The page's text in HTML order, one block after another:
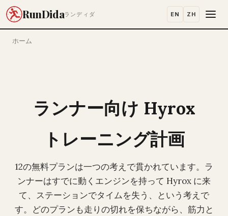
RunDidaランディダ EN ZH
ホーム
ランナー向け Hyrox
トレーニング計画
12の無料プランは一つの考えで貫かれています。ラ
ンナーはすでに動くエンジンを持って Hyrox に来
て、ステーションでタイムを失う、という考えで
す。どのプランも走りの切れを保ちながら、筋力と